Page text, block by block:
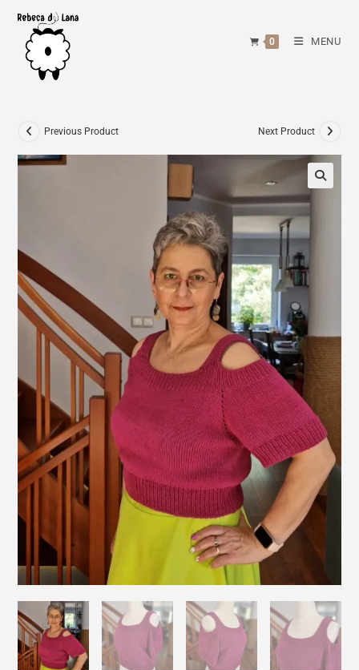
content
0 MENU
Previous Product Next Product